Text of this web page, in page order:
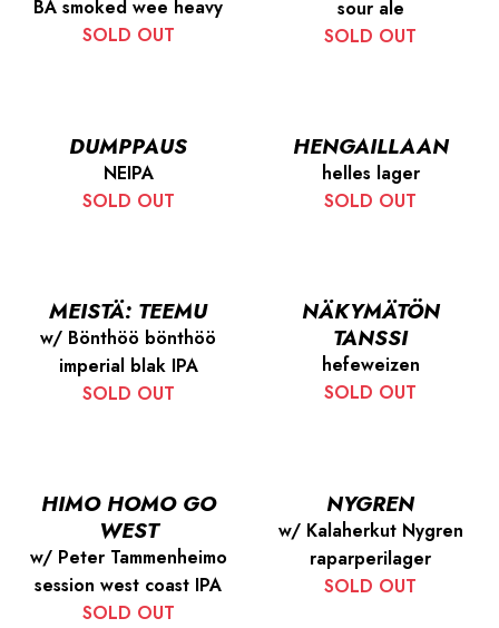
BA smoked wee heavy
SOLD OUT
sour ale
SOLD OUT
DUMPPAUS
NEIPA
SOLD OUT
HENGAILLAAN
helles lager
SOLD OUT
MEISTÄ: TEEMU
w/ Bönthöö bönthöö
imperial blak IPA
SOLD OUT
NÄKYMÄTÖN
TANSSI
hefeweizen
SOLD OUT
HIMO HOMO GO
WEST
w/ Peter Tammenheimo
session west coast IPA
SOLD OUT
NYGREN
w/ Kalaherkut Nygren
raparperilager
SOLD OUT